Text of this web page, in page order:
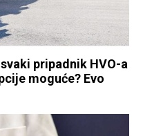
pripadnik HVO-a
moguće? Evo